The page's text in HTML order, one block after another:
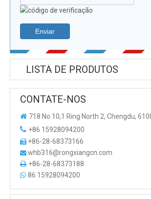
Enviar
LISTA DE PRODUTOS
CONTATE-NOS
 718 No.10,1 Ring North 2, Chengdu,
 +86 15928094200
 +86-28-68373166
 whb316@rongxiangcn.com
 +86-28-68373188
 86 15928094200